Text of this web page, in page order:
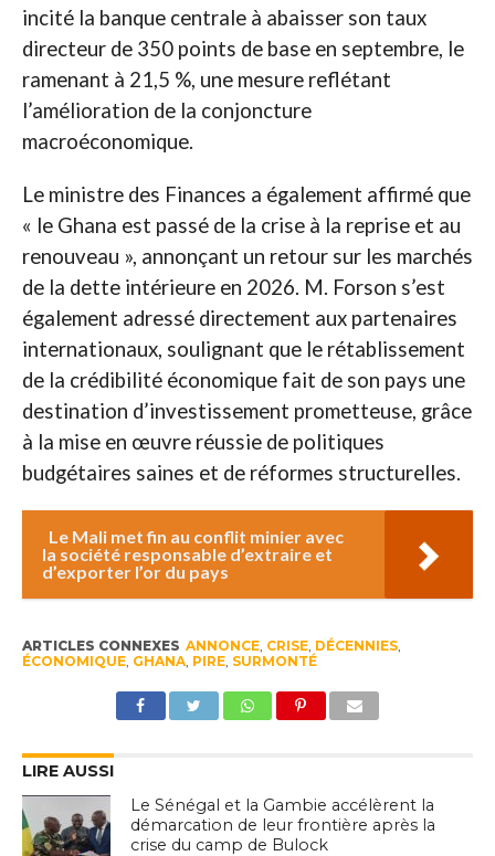
incité la banque centrale à abaisser son taux
directeur de 350 points de base en septembre, le
ramenant à 21,5 %, une mesure reflétant
l’amélioration de la conjoncture
macroéconomique.
Le ministre des Finances a également affirmé que
« le Ghana est passé de la crise à la reprise et au
renouveau », annonçant un retour sur les marchés
de la dette intérieure en 2026. M. Forson s’est
également adressé directement aux partenaires
internationaux, soulignant que le rétablissement
de la crédibilité économique fait de son pays une
destination d’investissement prometteuse, grâce
à la mise en œuvre réussie de politiques
budgétaires saines et de réformes structurelles.
Le Mali met fin au conflit minier avec
la société responsable d’extraire et
d’exporter l’or du pays
ARTICLES CONNEXES ANNONCE, CRISE, DÉCENNIES,
ÉCONOMIQUE, GHANA, PIRE, SURMONTÉ
LIRE AUSSI
Le Sénégal et la Gambie accélèrent la
démarcation de leur frontière après la
crise du camp de Bulock